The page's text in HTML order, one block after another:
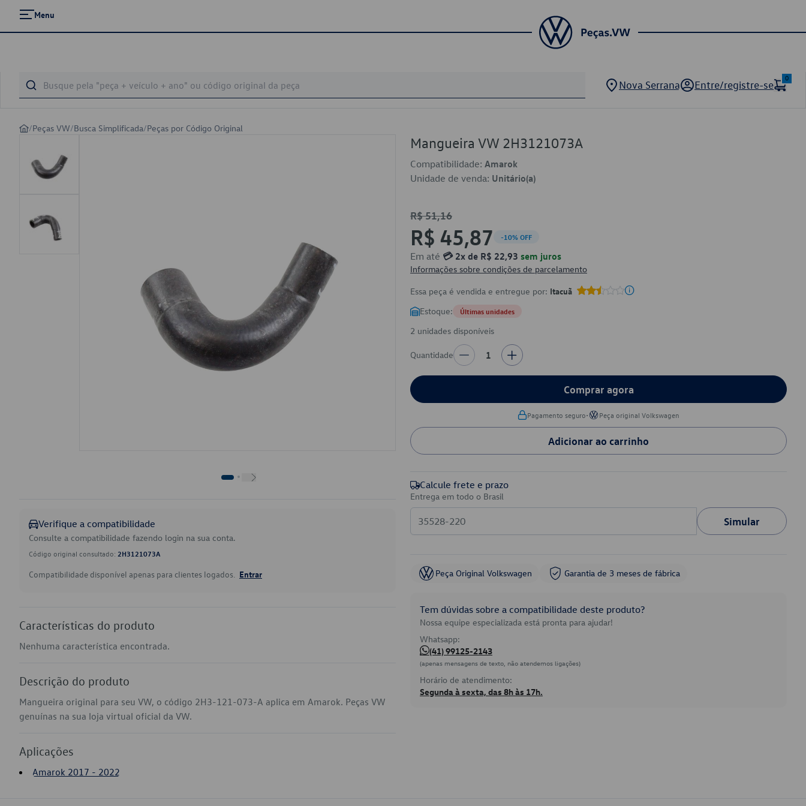
Menu
Nova Serrana Entre/registre-se
0
/Peças VW/Busca Simplificada/Peças por Código Original
Verifique a compatibilidade
Consulte a compatibilidade fazendo login na sua conta.
Código original consultado: 2H3121073A
Compatibilidade disponível apenas para clientes logados. Entrar
Características do produto
Nenhuma característica encontrada.
Descrição do produto
Mangueira original para seu VW, o código 2H3-121-073-A aplica em Amarok. Peças VW
genuínas na sua loja virtual oficial da VW.
Aplicações
Amarok 2017 - 2022
Mangueira VW 2H3121073A
Compatibilidade: Amarok
Unidade de venda: Unitário(a)
R$ 51,16
R$ 45,87 -10% OFF
Em até 💳 2x de R$ 22,93 sem juros
Informações sobre condições de parcelamento
Essa peça é vendida e entregue por: Itacuã
Estoque: Últimas unidades
2 unidades disponíveis
Quantidade 1
Comprar agora
Pagamento seguro• Peça original Volkswagen
Adicionar ao carrinho
Calcule frete e prazo
Entrega em todo o Brasil
Simular
Peça Original Volkswagen Garantia de 3 meses de fábrica
Tem dúvidas sobre a compatibilidade deste produto?
Nossa equipe especializada está pronta para ajudar!
Whatsapp:
(41) 99125-2143
(apenas mensagens de texto, não atendemos ligações)
Horário de atendimento:
Segunda à sexta, das 8h às 17h.